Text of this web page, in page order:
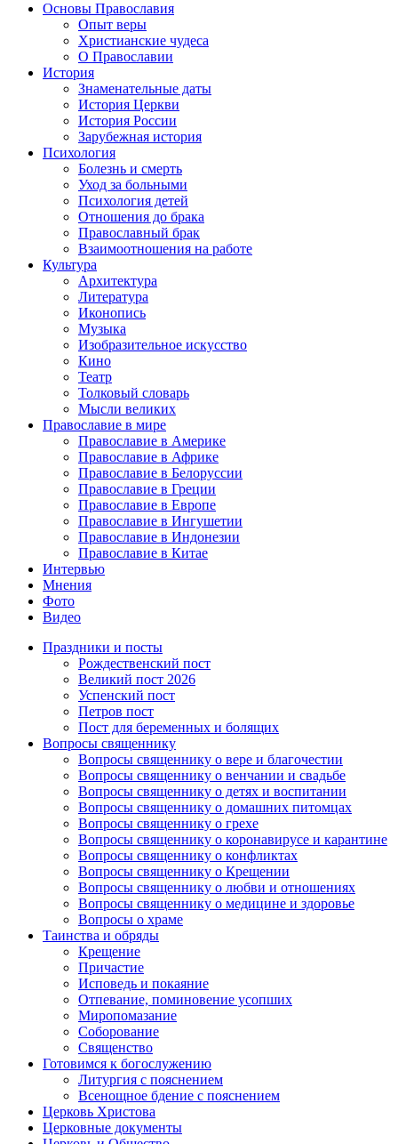
Основы Православия
Опыт веры
Христианские чудеса
О Православии
История
Знаменательные даты
История Церкви
История России
Зарубежная история
Психология
Болезнь и смерть
Уход за больными
Психология детей
Отношения до брака
Православный брак
Взаимоотношения на работе
Культура
Архитектура
Литература
Иконопись
Музыка
Изобразительное искусство
Кино
Театр
Толковый словарь
Мысли великих
Православие в мире
Православие в Америке
Православие в Африке
Православие в Белоруссии
Православие в Греции
Православие в Европе
Православие в Ингушетии
Православие в Индонезии
Православие в Китае
Интервью
Мнения
Фото
Видео
Праздники и посты
Рождественский пост
Великий пост 2026
Успенский пост
Петров пост
Пост для беременных и болящих
Вопросы священнику
Вопросы священнику о вере и благочестии
Вопросы священнику о венчании и свадьбе
Вопросы священнику о детях и воспитании
Вопросы священнику о домашних питомцах
Вопросы священнику о грехе
Вопросы священнику о коронавирусе и карантине
Вопросы священнику о конфликтах
Вопросы священнику о Крещении
Вопросы священнику о любви и отношениях
Вопросы священнику о медицине и здоровье
Вопросы о храме
Таинства и обряды
Крещение
Причастие
Исповедь и покаяние
Отпевание, поминовение усопших
Миропомазание
Соборование
Священство
Готовимся к богослужению
Литургия с пояснением
Всенощное бдение с пояснением
Церковь Христова
Церковные документы